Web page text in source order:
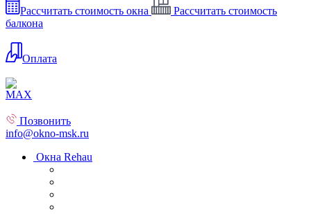
Рассчитать стоимость окна
Рассчитать стоимость
балкона
Оплата
Позвонить
info@okno-msk.ru
Окна Rehau